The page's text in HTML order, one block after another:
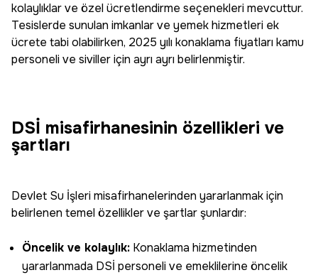
kolaylıklar ve özel ücretlendirme seçenekleri mevcuttur.
Tesislerde sunulan imkanlar ve yemek hizmetleri ek
ücrete tabi olabilirken, 2025 yılı konaklama fiyatları kamu
personeli ve siviller için ayrı ayrı belirlenmiştir.
DSİ misafirhanesinin özellikleri ve
şartları
Devlet Su İşleri misafirhanelerinden yararlanmak için
belirlenen temel özellikler ve şartlar şunlardır:
Öncelik ve kolaylık: Konaklama hizmetinden
yararlanmada DSİ personeli ve emeklilerine öncelik